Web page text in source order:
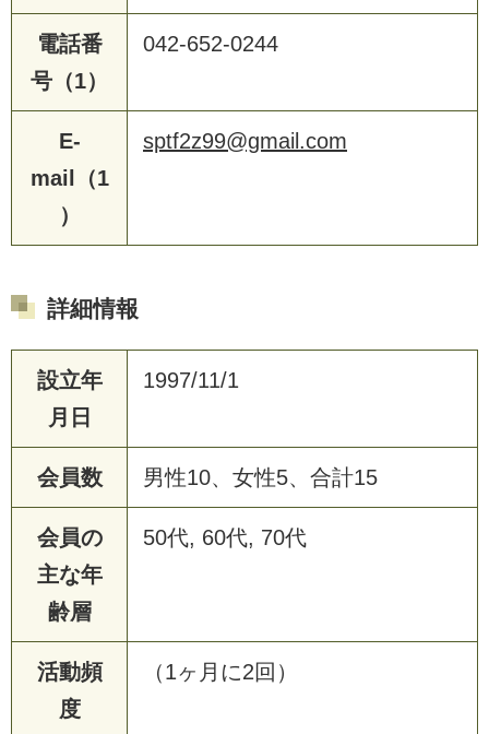
電話番
号（1）
042-652-0244
E-
mail（1
）
sptf2z99@gmail.com
詳細情報
設立年
月日
1997/11/1
会員数 男性10、女性5、合計15
会員の
主な年
齢層
50代, 60代, 70代
活動頻
度
（1ヶ月に2回）